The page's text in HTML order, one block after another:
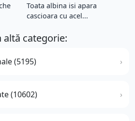
Toata albina isi apara
cascioara cu acel...
altă categorie:
(5195)
(10602)